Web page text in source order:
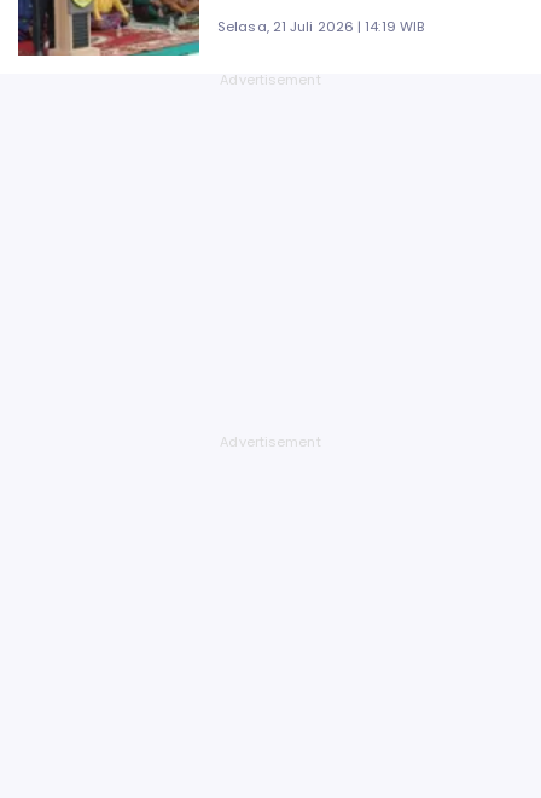
Berbasis Kearifan Lokal
Selasa, 21 Juli 2026 | 14:19 WIB